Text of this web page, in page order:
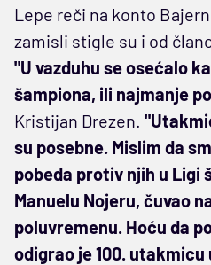
Lepe reči na konto
zamisli stigle su i od
"U vazduhu se osećalo
šampiona, ili najmanje
Kristijan Drezen.
su posebne. Mislim da
pobeda protiv njih u Ligi
Manuelu Nojeru, čuvao
poluvremenu. Hoću da
odigrao je 100. utakmicu